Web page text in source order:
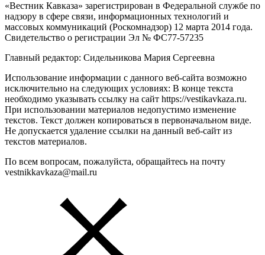
«Вестник Кавказа» зарегистрирован в Федеральной службе по
надзору в сфере связи, информационных технологий и
массовых коммуникаций (Роскомнадзор) 12 марта 2014 года.
Свидетельство о регистрации Эл № ФС77-57235
Главный редактор: Сидельникова Мария Сергеевна
Использование информации с данного веб-сайта возможно
исключительно на следующих условиях: В конце текста
необходимо указывать ссылку на сайт https://vestikavkaza.ru.
При использовании материалов недопустимо изменение
текстов. Текст должен копироваться в первоначальном виде.
Не допускается удаление ссылки на данный веб-сайт из
текстов материалов.
По всем вопросам, пожалуйста, обращайтесь на почту
vestnikkavkaza@mail.ru